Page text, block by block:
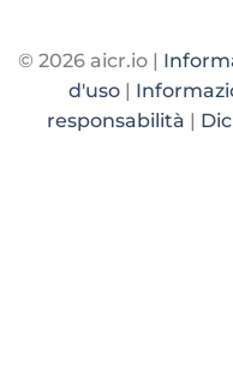
© 2026 aicr.io |
d'uso |
responsabilità |